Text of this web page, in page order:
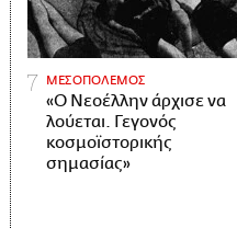
ΜΕΣΟΠΟΛΕΜΟΣ
«Ο Νεοέλλην άρχισε να
λούεται. Γεγονός
κοσμοϊστορικής
σημασίας»